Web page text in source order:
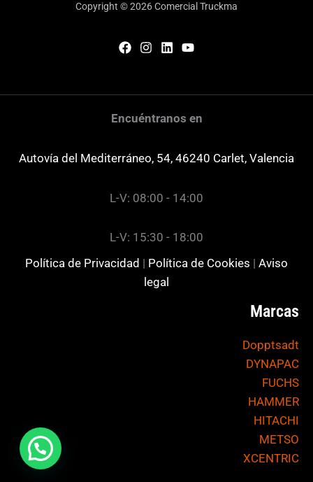
Copyright © 2026 Comercial Truckma
Encuéntranos en
Autovía del Mediterráneo, 54, 46240 Carlet, Valencia
L-V: 08:00 - 14:00
L-V: 15:30 - 18:00
Política de Privacidad | Política de Cookies | Aviso
legal
Marcas
Dopptsadt
DYNAPAC
FUCHS
HAMMER
HITACHI
METSO
XCENTRIC